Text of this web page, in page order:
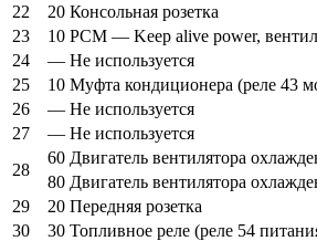
22
20 Консольная розетка
23
10 PCM — Keep alive power,
24
— Не используется
25
10 Муфта кондиционера (реле 43
26
— Не используется
27
— Не используется
28
60 Двигатель вентилятора
80 Двигатель вентилятора
29
20 Передняя розетка
30
30 Топливное реле (реле 54